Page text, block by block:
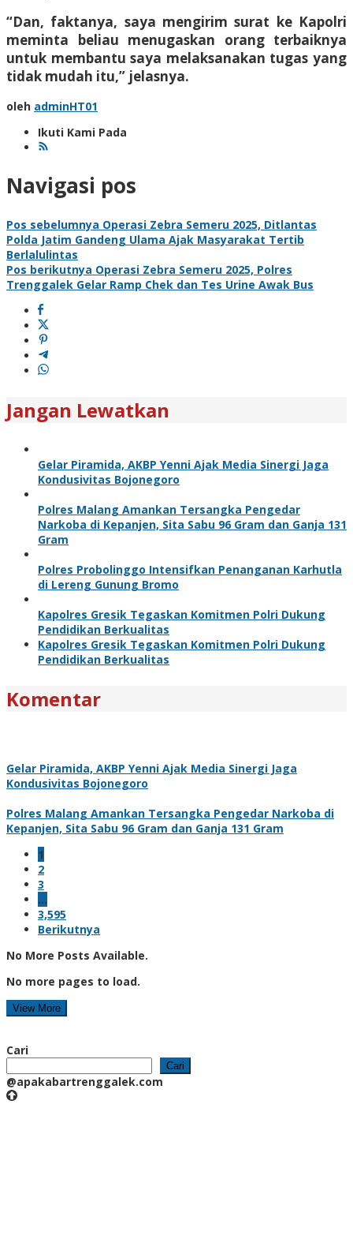
“Dan, faktanya, saya mengirim surat ke Kapolri
meminta beliau menugaskan orang terbaiknya
untuk membantu saya melaksanakan tugas yang
tidak mudah itu,” jelasnya.
oleh adminHT01
Ikuti Kami Pada
Navigasi pos
Pos sebelumnya Operasi Zebra Semeru 2025, Ditlantas
Polda Jatim Gandeng Ulama Ajak Masyarakat Tertib
Berlalulintas
Pos berikutnya Operasi Zebra Semeru 2025, Polres
Trenggalek Gelar Ramp Chek dan Tes Urine Awak Bus
Jangan Lewatkan
Gelar Piramida, AKBP Yenni Ajak Media Sinergi Jaga
Kondusivitas Bojonegoro
Polres Malang Amankan Tersangka Pengedar
Narkoba di Kepanjen, Sita Sabu 96 Gram dan Ganja 131
Gram
Polres Probolinggo Intensifkan Penanganan Karhutla
di Lereng Gunung Bromo
Kapolres Gresik Tegaskan Komitmen Polri Dukung
Pendidikan Berkualitas
Kapolres Gresik Tegaskan Komitmen Polri Dukung
Pendidikan Berkualitas
Komentar
Gelar Piramida, AKBP Yenni Ajak Media Sinergi Jaga
Kondusivitas Bojonegoro
Polres Malang Amankan Tersangka Pengedar Narkoba di
Kepanjen, Sita Sabu 96 Gram dan Ganja 131 Gram
1
2
3
…
3,595
Berikutnya
No More Posts Available.
No more pages to load.
View More
Cari
Cari
@apakabartrenggalek.com